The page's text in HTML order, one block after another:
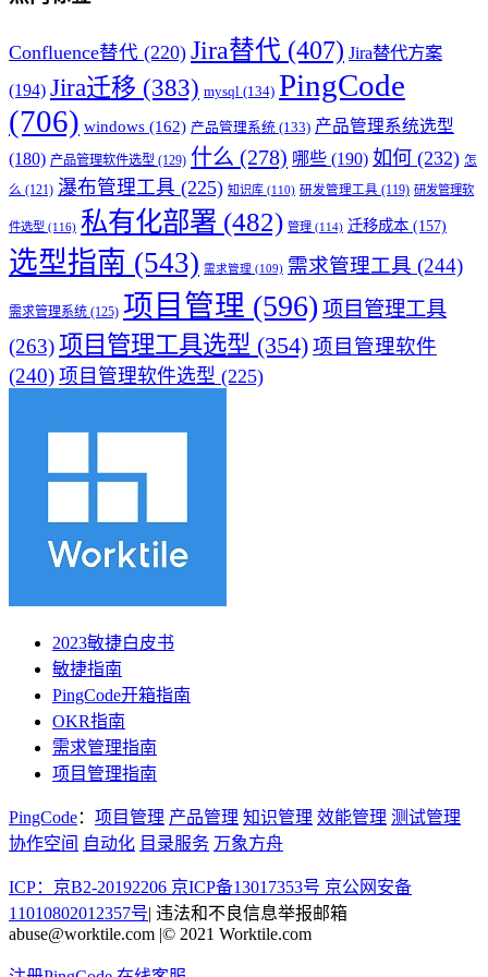
Confluence替代 (220) Jira替代 (407) Jira替代方案
(194) Jira迁移 (383) mysql (134) PingCode
(706) windows (162) 产品管理系统 (133) 产品管理系统选型
(180) 产品管理软件选型 (129) 什么 (278) 哪些 (190) 如何 (232) 怎
么 (121) 瀑布管理工具 (225) 知识库 (110) 研发管理工具 (119) 研发管理软
件选型 (116) 私有化部署 (482) 管理 (114) 迁移成本 (157)
选型指南 (543) 需求管理 (109) 需求管理工具 (244)
需求管理系统 (125) 项目管理 (596) 项目管理工具
(263)项目管理工具选型 (354) 项目管理软件
(240) 项目管理软件选型 (225)
2023敏捷白皮书
敏捷指南
PingCode开箱指南
OKR指南
需求管理指南
项目管理指南
PingCode： 项目管理 产品管理 知识管理 效能管理 测试管理
协作空间 自动化 目录服务 万象方舟
ICP：京B2-20192206 京ICP备13017353号 京公网安备
11010802012357号| 违法和不良信息举报邮箱
abuse@worktile.com |© 2021 Worktile.com